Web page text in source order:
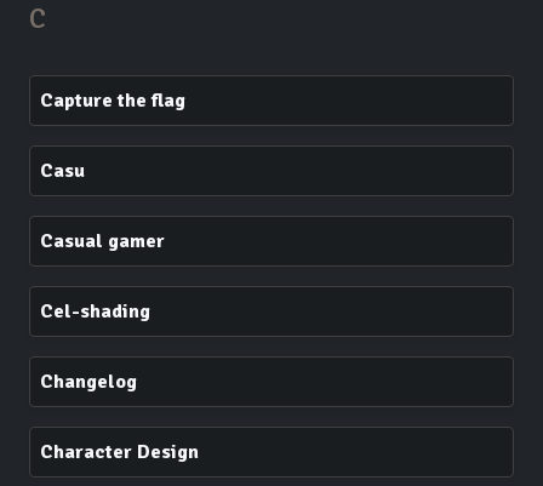
C
Capture the flag
Casu
Casual gamer
Cel-shading
Changelog
Character Design